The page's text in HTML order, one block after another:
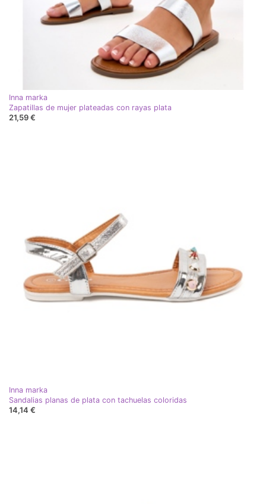
Inna marka
Zapatillas de mujer plateadas con rayas plata
21,59 €
Inna marka
Sandalias planas de plata con tachuelas coloridas
14,14 €